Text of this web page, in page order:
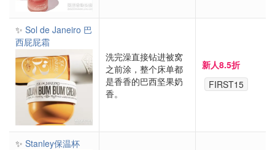
✨ Sol de Janeiro 巴
西屁屁霜
洗完澡直接钻进被窝
之前涂，整个床单都
是香香的巴西坚果奶
香。
新人8.5折
FIRST15
✨ Stanley保温杯